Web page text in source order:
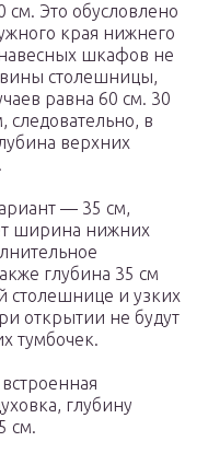
Это обусловлено
края нижнего
шкафов не
столешницы,
равна 60 см. 30
в
верхних
— 35 см,
ширина нижних
глубина 35 см
столешнице и узких
открытии не будут
тумбочек.
глубину
см.